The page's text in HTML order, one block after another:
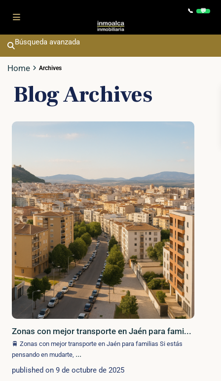
Búsqueda avanzada
Home Archives
Blog Archives
Zonas con mejor transporte en Jaén para fami...
🚆 Zonas con mejor transporte en Jaén para familias Si estás
pensando en mudarte, ...
published on 9 de octubre de 2025
📞 💬